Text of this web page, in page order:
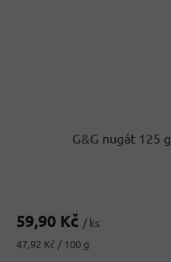
G&G nugát 125 g
59,90 Kč / ks
Měrná
47,92 Kč / 100 g